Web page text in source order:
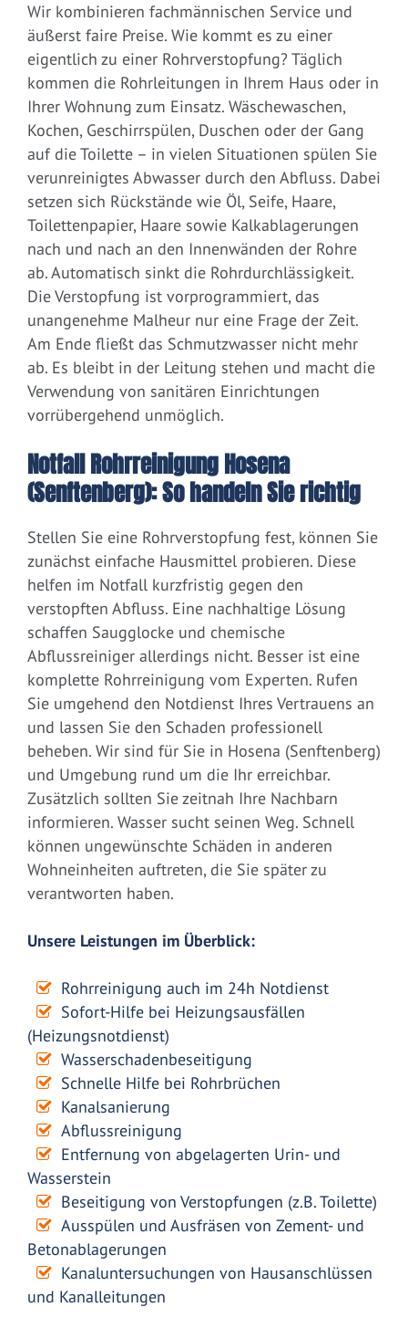
Wir kombinieren fachmännischen Service und
äußerst faire Preise. Wie kommt es zu einer
eigentlich zu einer Rohrverstopfung? Täglich
kommen die Rohrleitungen in Ihrem Haus oder in
Ihrer Wohnung zum Einsatz. Wäschewaschen,
Kochen, Geschirrspülen, Duschen oder der Gang
auf die Toilette – in vielen Situationen spülen Sie
verunreinigtes Abwasser durch den Abfluss. Dabei
setzen sich Rückstände wie Öl, Seife, Haare,
Toilettenpapier, Haare sowie Kalkablagerungen
nach und nach an den Innenwänden der Rohre
ab. Automatisch sinkt die Rohrdurchlässigkeit.
Die Verstopfung ist vorprogrammiert, das
unangenehme Malheur nur eine Frage der Zeit.
Am Ende fließt das Schmutzwasser nicht mehr
ab. Es bleibt in der Leitung stehen und macht die
Verwendung von sanitären Einrichtungen
vorrübergehend unmöglich.
Notfall Rohrreinigung Hosena
(Senftenberg): So handeln Sie richtig
Stellen Sie eine Rohrverstopfung fest, können Sie
zunächst einfache Hausmittel probieren. Diese
helfen im Notfall kurzfristig gegen den
verstopften Abfluss. Eine nachhaltige Lösung
schaffen Saugglocke und chemische
Abflussreiniger allerdings nicht. Besser ist eine
komplette Rohrreinigung vom Experten. Rufen
Sie umgehend den Notdienst Ihres Vertrauens an
und lassen Sie den Schaden professionell
beheben. Wir sind für Sie in Hosena (Senftenberg)
und Umgebung rund um die Ihr erreichbar.
Zusätzlich sollten Sie zeitnah Ihre Nachbarn
informieren. Wasser sucht seinen Weg. Schnell
können ungewünschte Schäden in anderen
Wohneinheiten auftreten, die Sie später zu
verantworten haben.
Unsere Leistungen im Überblick:
Rohrreinigung auch im 24h Notdienst
Sofort-Hilfe bei Heizungsausfällen
(Heizungsnotdienst)
Wasserschadenbeseitigung
Schnelle Hilfe bei Rohrbrüchen
Kanalsanierung
Abflussreinigung
Entfernung von abgelagerten Urin- und
Wasserstein
Beseitigung von Verstopfungen (z.B. Toilette)
Ausspülen und Ausfräsen von Zement- und
Betonablagerungen
Kanaluntersuchungen von Hausanschlüssen
und Kanalleitungen